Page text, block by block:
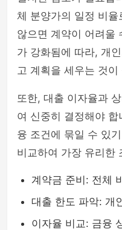
체 분양가의 일정 비율
않으면 계약이 어려울
가 강화됨에 따라, 개
고 계획을 세우는 것이
또한, 대출 이자율과
여 신중히 결정해야
융 조건에 묶일 수 있
비교하여 가장 유리한
계약금 준비: 전체
대출 한도 파악: 개
이자율 비교: 금융